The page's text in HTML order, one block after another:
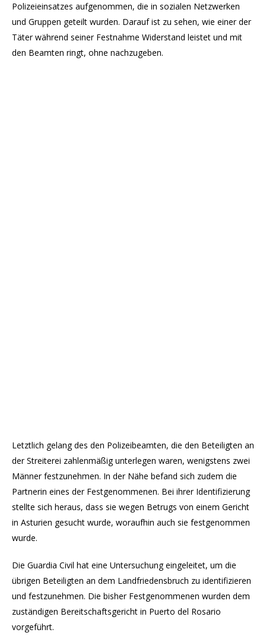
Polizeieinsatzes aufgenommen, die in sozialen Netzwerken
und Gruppen geteilt wurden. Darauf ist zu sehen, wie einer der
Täter während seiner Festnahme Widerstand leistet und mit
den Beamten ringt, ohne nachzugeben.
Letztlich gelang des den Polizeibeamten, die den Beteiligten an
der Streiterei zahlenmäßig unterlegen waren, wenigstens zwei
Männer festzunehmen. In der Nähe befand sich zudem die
Partnerin eines der Festgenommenen. Bei ihrer Identifizierung
stellte sich heraus, dass sie wegen Betrugs von einem Gericht
in Asturien gesucht wurde, woraufhin auch sie festgenommen
wurde.
Die Guardia Civil hat eine Untersuchung eingeleitet, um die
übrigen Beteiligten an dem Landfriedensbruch zu identifizieren
und festzunehmen. Die bisher Festgenommenen wurden dem
zuständigen Bereitschaftsgericht in Puerto del Rosario
vorgeführt.